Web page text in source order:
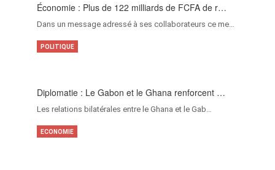
Économie : Plus de 122 milliards de FCFA de r…
Dans un message adressé à ses collaborateurs ce me…
Diplomatie : Le Gabon et le Ghana renforcent …
Les relations bilatérales entre le Ghana et le Gab…
POLITIQUE
ECONOMIE